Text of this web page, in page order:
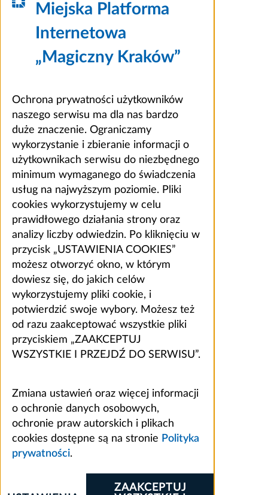
Miejska Platforma
Internetowa
„Magiczny Kraków”
Ochrona prywatności użytkowników
naszego serwisu ma dla nas bardzo
duże znaczenie. Ograniczamy
wykorzystanie i zbieranie informacji o
użytkownikach serwisu do niezbędnego
minimum wymaganego do świadczenia
usług na najwyższym poziomie. Pliki
cookies wykorzystujemy w celu
prawidłowego działania strony oraz
analizy liczby odwiedzin. Po kliknięciu w
przycisk „USTAWIENIA COOKIES”
możesz otworzyć okno, w którym
dowiesz się, do jakich celów
wykorzystujemy pliki cookie, i
potwierdzić swoje wybory. Możesz też
od razu zaakceptować wszystkie pliki
przyciskiem „ZAAKCEPTUJ
WSZYSTKIE I PRZEJDŹ DO SERWISU”.
Zmiana ustawień oraz więcej informacji
o ochronie danych osobowych,
ochronie praw autorskich i plikach
cookies dostępne są na stronie Polityka
prywatności.
ZAAKCEPTUJ